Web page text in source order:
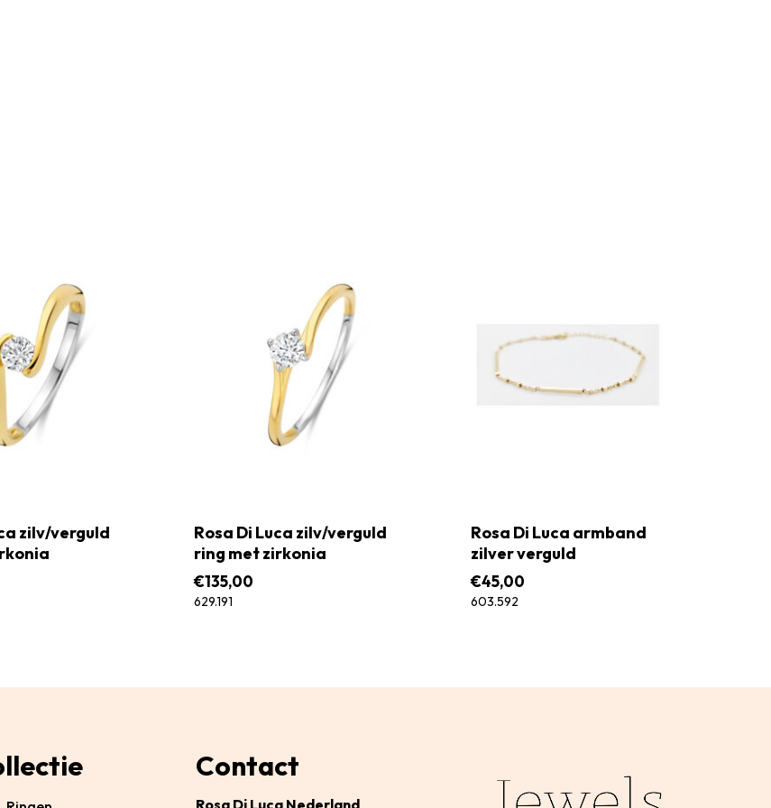
zilv/verguld
Rosa Di Luca zilv/verguld
ring met zirkonia
€135,00
629.191
Rosa Di Luca armband
zilver verguld
€45,00
603.592
Contact